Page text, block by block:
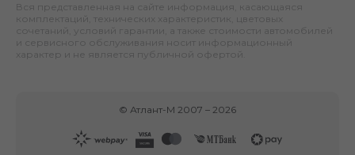
Вся представленная на сайте информация, касающаяся
комплектаций, технических характеристик, цветовых
сочетаний, условий гарантии, а также стоимости автомобилей
и сервисного обслуживания носит информационный
характер и не является публичной офертой.
© Атлант-М 2007 – 2026